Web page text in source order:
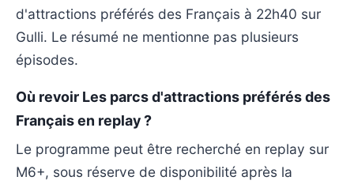
d'attractions préférés des Français à 22h40 sur
Gulli. Le résumé ne mentionne pas plusieurs
épisodes.
Où revoir Les parcs d'attractions préférés des
Français en replay ?
Le programme peut être recherché en replay sur
M6+, sous réserve de disponibilité après la